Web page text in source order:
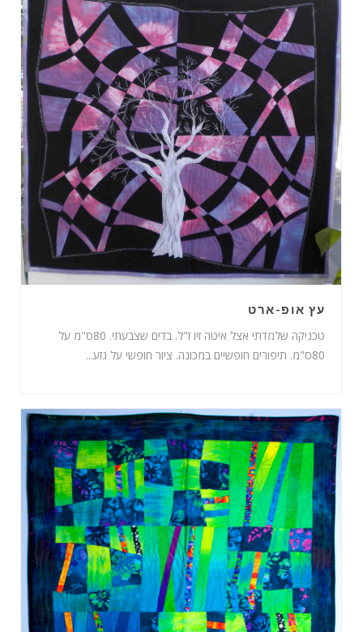
עץ אופ-ארט
טכניקה שלמדתי אצל איטה זיו ז"ל. בדים שצבעתי. 80ס"מ על
80ס"מ. תיפורים חופשיים במכונה. ציור חופשי על גזע...